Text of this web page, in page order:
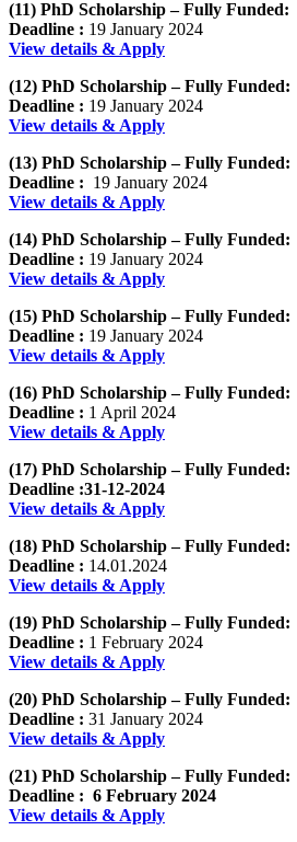
(11) PhD Scholarship – Fully Funded:
Deadline : 19 January 2024
View details & Apply
(12) PhD Scholarship – Fully Funded:
Deadline : 19 January 2024
View details & Apply
(13) PhD Scholarship – Fully Funded:
Deadline : 19 January 2024
View details & Apply
(14) PhD Scholarship – Fully Funded:
Deadline : 19 January 2024
View details & Apply
(15) PhD Scholarship – Fully Funded:
Deadline : 19 January 2024
View details & Apply
(16) PhD Scholarship – Fully Funded:
Deadline : 1 April 2024
View details & Apply
(17) PhD Scholarship – Fully Funded:
Deadline :31-12-2024
View details & Apply
(18) PhD Scholarship – Fully Funded:
Deadline : 14.01.2024
View details & Apply
(19) PhD Scholarship – Fully Funded:
Deadline : 1 February 2024
View details & Apply
(20) PhD Scholarship – Fully Funded:
Deadline : 31 January 2024
View details & Apply
(21) PhD Scholarship – Fully Funded:
Deadline : 6 February 2024
View details & Apply